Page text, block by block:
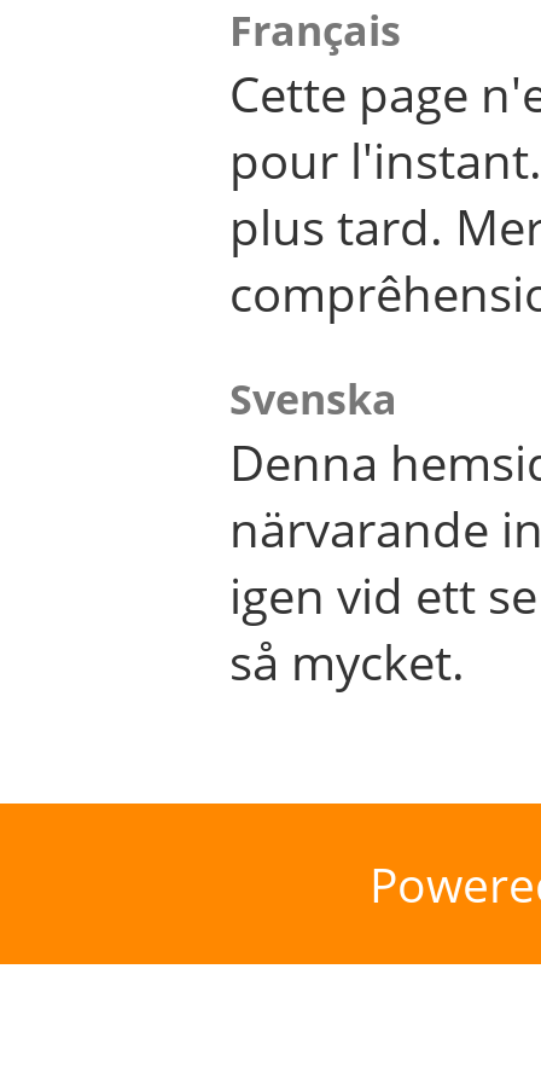
Français
Cette page
pour
plus tard.
Svenska
Denna
närvarande
igen vid ett
så mycket.